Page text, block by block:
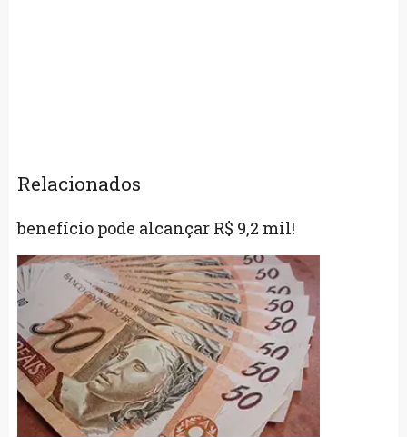
Relacionados
benefício pode alcançar R$ 9,2 mil!